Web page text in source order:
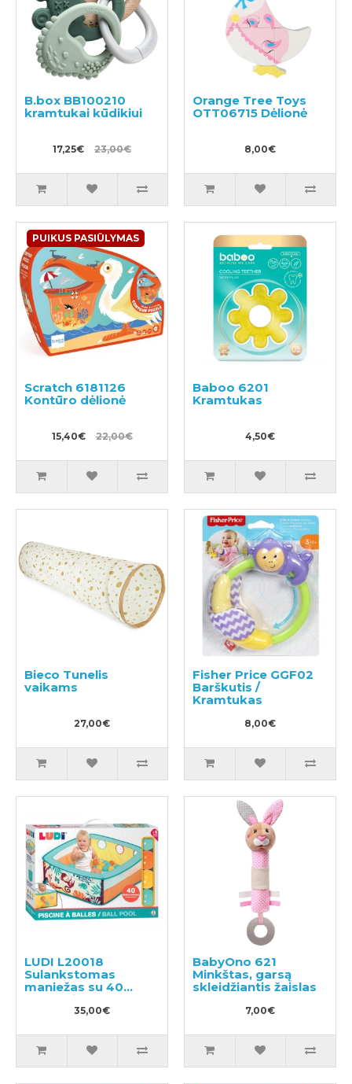
B.box BB100210
kramtukai kūdikiui
17,25€ 23,00€
Orange Tree Toys
OTT06715 Dėlionė
8,00€
PUIKUS PASIŪLYMAS
Scratch 6181126
Kontūro dėlionė
15,40€ 22,00€
Baboo 6201
Kramtukas
4,50€
Bieco Tunelis
vaikams
27,00€
Fisher Price GGF02
Barškutis /
Kramtukas
8,00€
LUDI L20018
Sulankstomas
maniežas su 40
kamuoliukų
35,00€
BabyOno 621
Minkštas, garsą
skleidžiantis žaislas
7,00€